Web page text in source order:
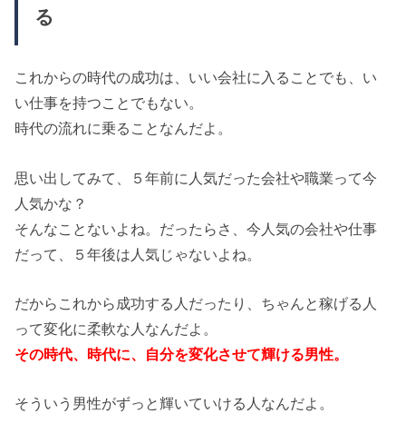
る
これからの時代の成功は、いい会社に入ることでも、い
い仕事を持つことでもない。
時代の流れに乗ることなんだよ。
思い出してみて、５年前に人気だった会社や職業って今
人気かな？
そんなことないよね。だったらさ、今人気の会社や仕事
だって、５年後は人気じゃないよね。
だからこれから成功する人だったり、ちゃんと稼げる人
って変化に柔軟な人なんだよ。
その時代、時代に、自分を変化させて輝ける男性。
そういう男性がずっと輝いていける人なんだよ。